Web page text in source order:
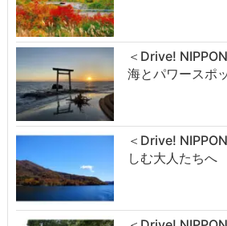
＜Drive!
海とパワース
＜Drive!
しむ大人たち